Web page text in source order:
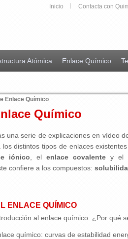
Inicio Contacta con
Atómica Enlace Químico
Enlace Químico
Químico
una serie de explicaciones en vídeo
distintos tipos de enlaces
iónico , el enlace covalentey el
confiere a los compuestos:
ENLACE QUÍMICO
al enlace químico: ¿Por qué
químico: curvas de estabilidad